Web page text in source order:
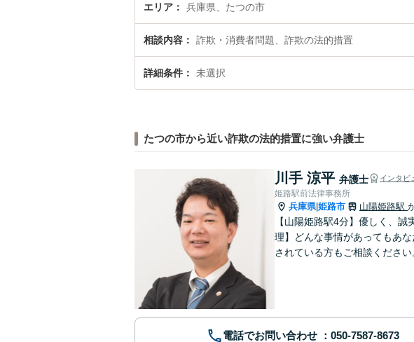
エリア 兵庫県、たつの市
相談内容 詐欺・消費者問題、詐欺の法的措置
詳細条件 未選択
たつの市から近い詐欺の法的措置に強い弁護士
川手 涼平 弁護士 インタビ
姫路駅前法律事務所
兵庫県|姫路市 山陽姫路駅
【山陽姫路駅4分】優しく、
理】どんな事情があってもあ
されている方もご相談ください
電話でお問い合わせ